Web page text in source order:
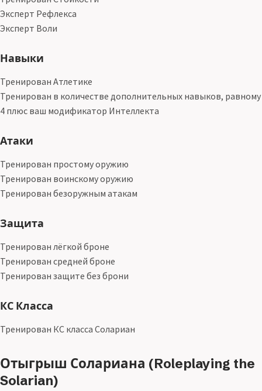
Эксперт Рефлекса
Эксперт Воли
Навыки
Тренирован Атлетике
Тренирован в количестве дополнительных навыков, равному
4 плюс ваш модификатор Интеллекта
Атаки
Тренирован простому оружию
Тренирован воинскому оружию
Тренирован безоружным атакам
Защита
Тренирован лёгкой броне
Тренирован средней броне
Тренирован защите без брони
КС Класса
Тренирован КС класса Солариан
Отыгрыш Солариана (Roleplaying the
Solarian)